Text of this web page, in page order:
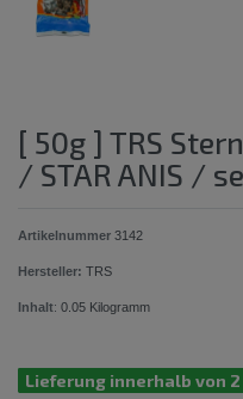
[ 50g ] TRS
/ STAR ANIS /
Artikelnummer 3142
Hersteller: TRS
Inhalt: 0.05 Kilogramm
Lieferung innerhalb von